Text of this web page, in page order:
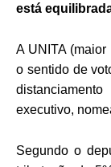
está
A UNITA
o sentido de
executivo,
Segundo o